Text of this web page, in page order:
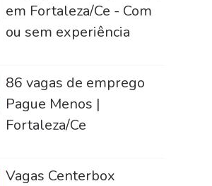
em Fortaleza/Ce - Com
ou sem experiência
86 vagas de emprego
Pague Menos |
Fortaleza/Ce
Vagas Centerbox